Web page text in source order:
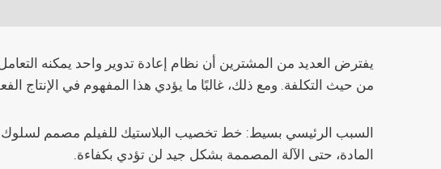
يفترض العديد من المشترين أن نظام إعادة تدوير واحد يمكنه
من حيث التكلفة. ومع ذلك، غالبًا ما يؤدي هذا المفهوم في الإنتاج
المادة، حتى الآلة المصممة بشكل جيد لن تؤدي بكفاءة.